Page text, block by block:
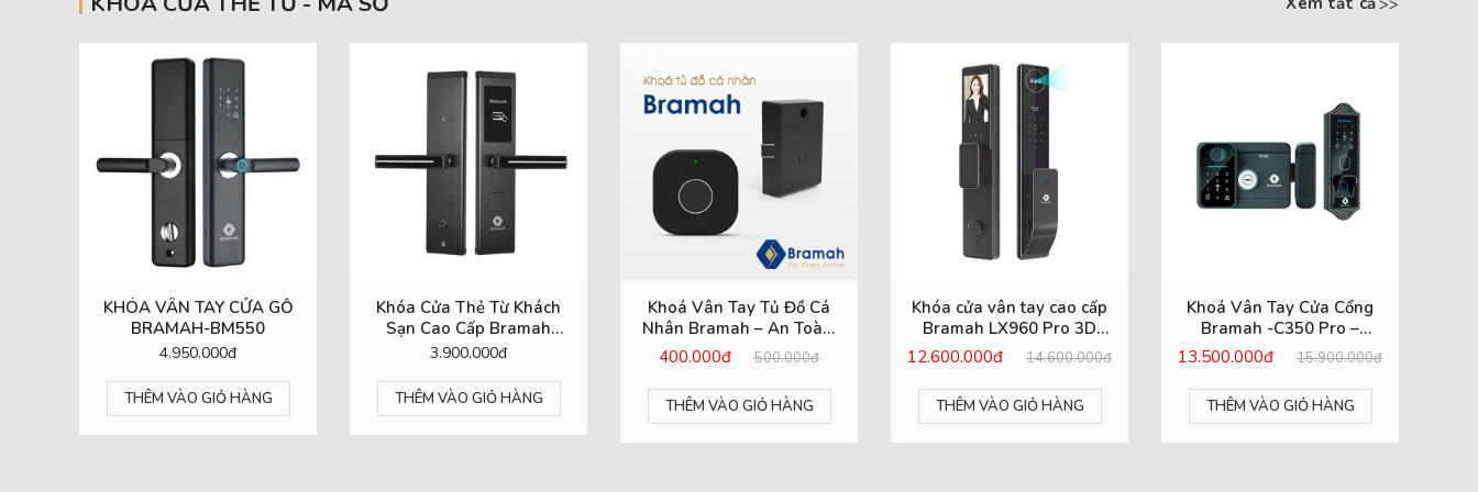
Khóa Cửa Thẻ Từ Khách
Sạn Cao Cấp Bramah
KS200
3.900.000đ
THÊM VÀO GIỎ HÀNG
Khoá Vân Tay Tủ Đồ Cá
Nhân Bramah – An Toàn,
Tiện Lợi, Bảo Mật
400.000đ 500.000đ
THÊM VÀO GIỎ HÀNG
Khóa cửa vân tay cao cấp
Bramah LX960 Pro 3D
Face
12.600.000đ 14.600.000đ
THÊM VÀO GIỎ HÀNG
Khoá Vân Tay Cửa Cổng
Bramah -C350 Pro –
Chống Nước Tuyệt Đối
13.500.000đ 15.900.000đ
THÊM VÀO GIỎ HÀNG
KHÓA VÂN TAY CỬA GỖ
BRAMAH-BM550
4.950.000đ
THÊM VÀO GIỎ HÀNG